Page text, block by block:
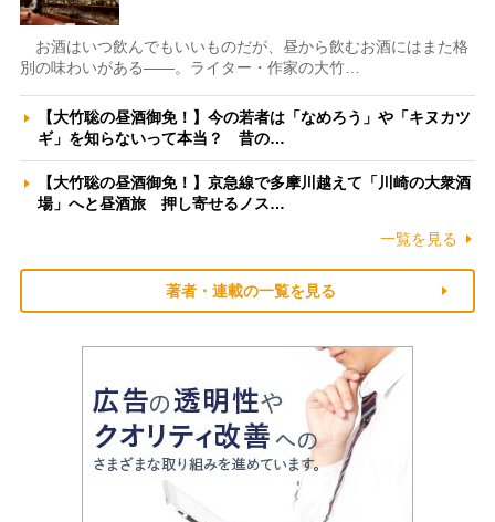
お酒はいつ飲んでもいいものだが、昼から飲むお酒にはまた格
別の味わいがある――。ライター・作家の大竹…
【大竹聡の昼酒御免！】今の若者は「なめろう」や「キヌカツ
ギ」を知らないって本当？ 昔の…
【大竹聡の昼酒御免！】京急線で多摩川越えて「川崎の大衆酒
場」へと昼酒旅 押し寄せるノス…
一覧を見る
著者・連載の一覧を見る